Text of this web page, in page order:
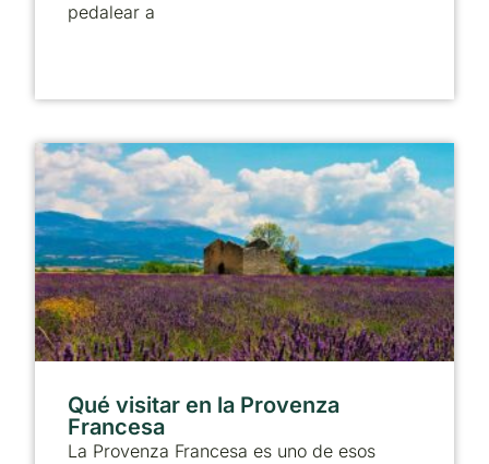
pedalear a
Qué visitar en la Provenza
Francesa
La Provenza Francesa es uno de esos